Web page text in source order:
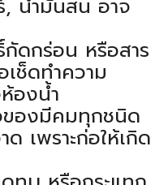
, น้ำมันสน อาจ
กัดกร่อน หรือสาร
ช็ดทำความ
องน้ำ
ของมีคมทุกชนิด
ด เพราะก่อให้เกิด